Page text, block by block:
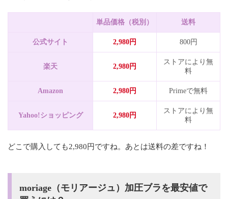
単品価格（税別） 送料
公式サイト 2,980円 800円
楽天 2,980円
ストアにより無
料
Amazon 2,980円 Primeで無料
Yahoo!ショッピング 2,980円
ストアにより無
料
どこで購入しても2,980円ですね。あとは送料の差ですね！
moriage（モリアージュ）加圧ブラを最安値で